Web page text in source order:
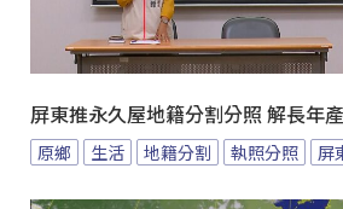
屏東推永久屋地籍分割分照 解長年
原鄉 生活 地籍分割 執照分照 屏